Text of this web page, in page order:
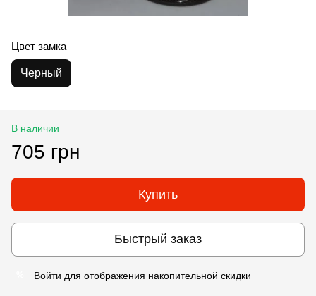
Цвет замка
Черный
В наличии
705 грн
Купить
Быстрый заказ
Войти для отображения накопительной скидки